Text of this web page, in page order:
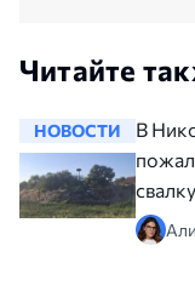
Читайте
НОВОСТИ
В
свалку